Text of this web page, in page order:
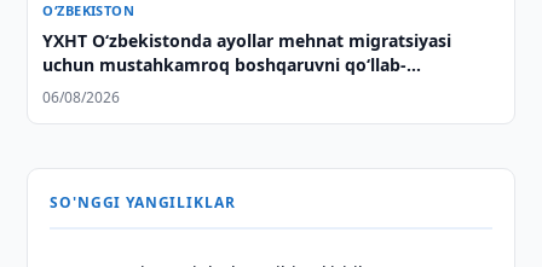
O‘ZBEKISTON
YXHT O‘zbekistonda ayollar mehnat migratsiyasi
uchun mustahkamroq boshqaruvni qo‘llab-
quvvatlaydi
06/08/2026
SO'NGGI YANGILIKLAR